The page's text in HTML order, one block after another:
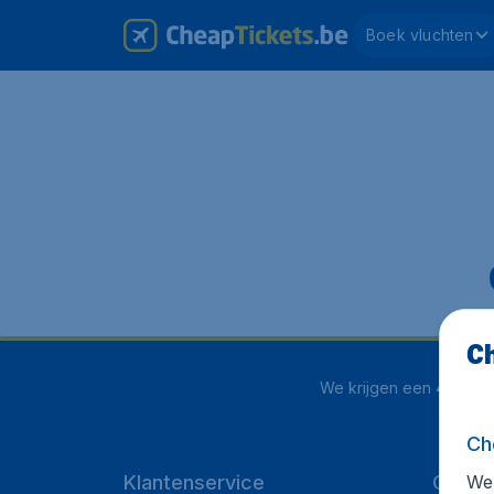
Boek vluchten
We krijgen een 4.1 uit 5
Klantenservice